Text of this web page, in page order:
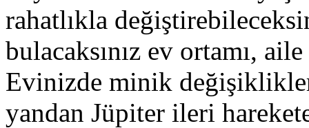
rahatlıkla
bulacaksınız ev ortamı,
Evinizde minik
yandan Jüpiter ileri